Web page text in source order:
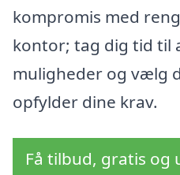
kompromis med
kontor; tag dig tid til
muligheder og vælg
opfylder dine krav.
Få tilbud, gratis og